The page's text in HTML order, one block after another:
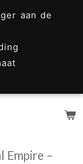
aan de
Empire –